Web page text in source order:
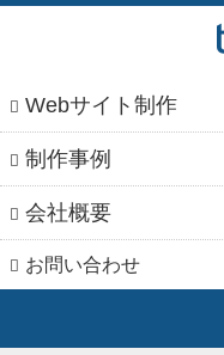
Webサイト制作
制作事例
会社概要
お問い合わせ